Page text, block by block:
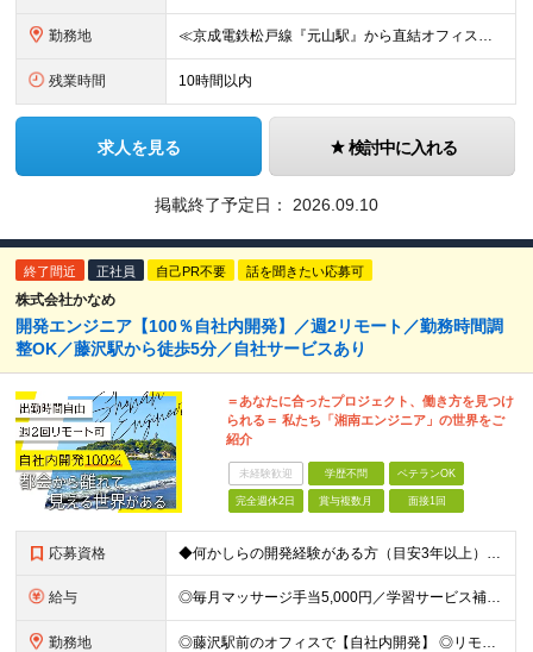
勤務地 ≪京成電鉄松戸線『元山駅』から直結オフィス≫ ■元山事業所 千葉県松戸市五香南1-5-1元山駅ビル2階 ■本社 東京都墨田区八広１-11-5 ※(変更の範囲）会社の定める場所
残業時間 10時間以内
求人を見る 検討中に入れる
掲載終了予定日： 2026.09.10
終了間近 正社員 自己PR不要 話を聞きたい応募可
株式会社かなめ
開発エンジニア【100％自社内開発】／週2リモート／勤務時間調
整OK／藤沢駅から徒歩5分／自社サービスあり
＝あなたに合ったプロジェクト、働き方を見つけ
られる＝ 私たち「湘南エンジニア」の世界をご
紹介
未経験歓迎 学歴不問 ベテランOK
完全週休2日 賞与複数月 面接1回
応募資格 ◆何かしらの開発経験がある方（目安3年以上） └一人称で開発を進めた経験があればOK！ 特に言語の縛り等はございません。 ◆学歴不問 ＼こんな方であれば入社後すぐに活躍できます／ ・PHPを活用し
給与 ◎毎月マッサージ手当5,000円／学習サービス補助制度あり ■年俸420万円～518万円 （14分割／毎月の給与に加えて、賞与として年2回支給します） ┗月給換算：30万円～37万円 ＼あなたの
勤務地 ◎藤沢駅前のオフィスで【自社内開発】 ◎リモートワークOK ◎茅ヶ崎、鎌倉、逗子、平塚、辻堂などから電車で通いやすい 神奈川県藤沢市藤沢89-1 メイキビル4F ＼都内や横浜・川崎市に住むより、家